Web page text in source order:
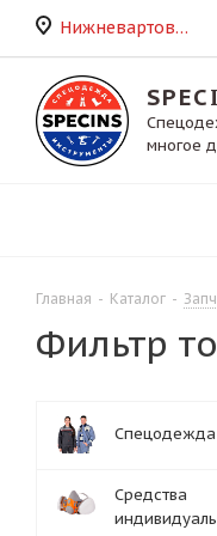
Нижневартовск
многое
Главная - Каталог -
Фильтр
Спецодежда
Средства